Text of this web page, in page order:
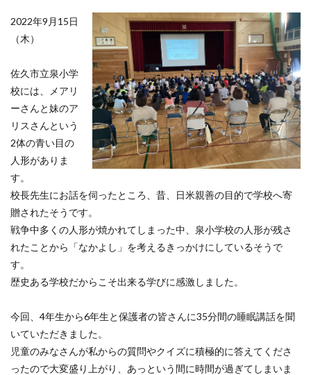
2022年9月15日
（木）
佐久市立泉小学
校には、メアリ
ーさんと妹のア
リスさんという
2体の青い目の
人形がありま
す。
校長先生にお話を伺ったところ、昔、日米親善の目的で学校へ寄
贈されたそうです。
戦争中多くの人形が焼かれてしまった中、泉小学校の人形が残さ
れたことから「なかよし」を考えるきっかけにしているそうで
す。
歴史ある学校だからこそ出来る学びに感激しました。
今回、4年生から6年生と保護者の皆さんに35分間の睡眠講話を聞
いていただきました。
児童のみなさんが私からの質問やクイズに積極的に答えてくださ
ったので大変盛り上がり、あっという間に時間が過ぎてしまいま
検索